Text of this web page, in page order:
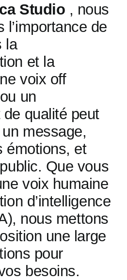
Studio , nous
l’importance de
la
et la
voix off
un
qualité peut
message,
émotions, et
Que vous
voix humaine
d’intelligence
nous mettons
une large
pour
besoins.